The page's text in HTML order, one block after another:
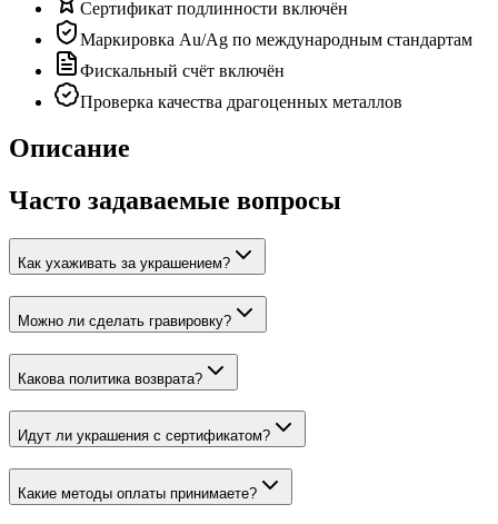
Сертификат подлинности включён
Маркировка Au/Ag по международным стандартам
Фискальный счёт включён
Проверка качества драгоценных металлов
Описание
Часто задаваемые вопросы
Как ухаживать за украшением?
Можно ли сделать гравировку?
Какова политика возврата?
Идут ли украшения с сертификатом?
Какие методы оплаты принимаете?